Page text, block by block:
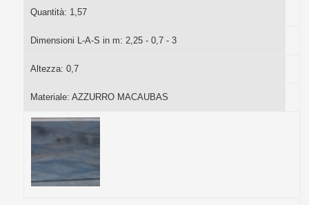
Quantità: 1,57
Dimensioni L-A-S in m: 2,25 - 0,7 - 3
Altezza: 0,7
Materiale: AZZURRO MACAUBAS